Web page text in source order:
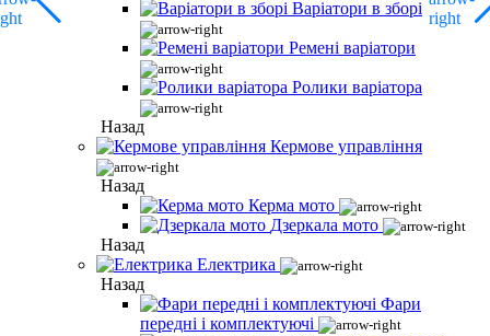
Варіатори в зборі
Ремені варіатори
Ролики варіатора
Назад
Кермове управління
Назад
Керма мото
Дзеркала мото
Назад
Електрика
Назад
Фари
передні і комплектуючі